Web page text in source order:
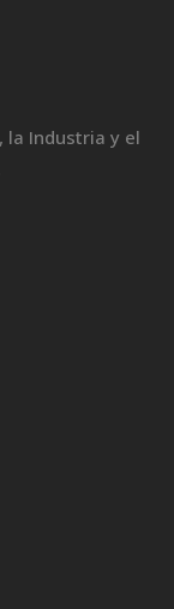
la Industria y el